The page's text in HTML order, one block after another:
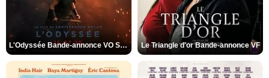
L'Odyssée Bande-annonce VO STFR Le Triangle d'or Bande-annonce VF